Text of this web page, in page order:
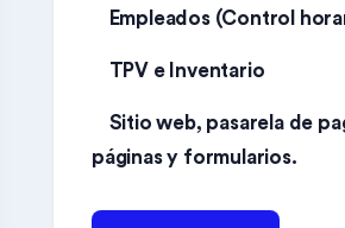
Empleados (Control
TPV e Inventario
Sitio web, pasarela de
páginas y formularios.